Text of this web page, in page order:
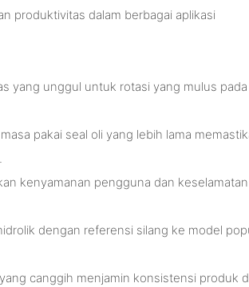
produktivitas dalam berbagai aplikasi
yang unggul untuk rotasi yang mulus pada
pakai seal oli yang lebih lama
kenyamanan pengguna dan keselamatan
dengan referensi silang ke model
canggih menjamin konsistensi produk